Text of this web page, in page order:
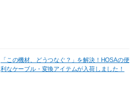
「この機材、どうつなぐ？」を解決！HOSAの便
利なケーブル・変換アイテムが入荷しました！